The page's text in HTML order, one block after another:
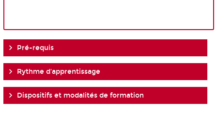
Pré-requis
Rythme d'apprentissage
Dispositifs et modalités de formation